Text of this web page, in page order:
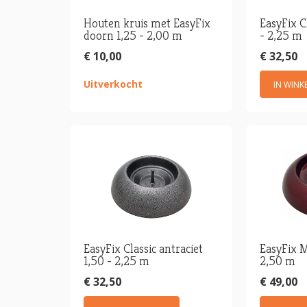
Houten kruis met EasyFix
doorn 1,25 - 2,00 m
€ 10,00
Uitverkocht
EasyFix
- 2,25 m
€ 32,50
IN
EasyFix Classic antraciet
1,50 - 2,25 m
€ 32,50
EasyFix
2,50 m
€ 49,00